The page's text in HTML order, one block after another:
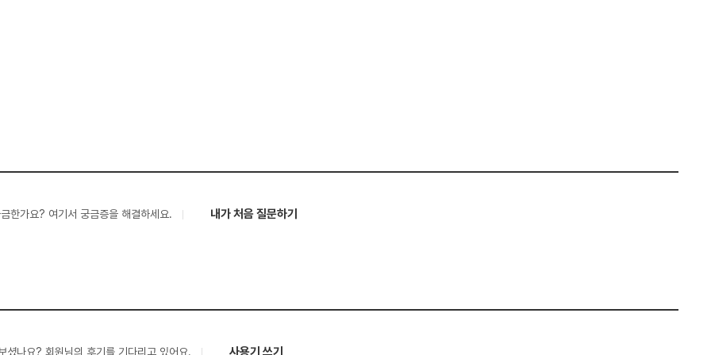
한가요? 여기서 궁금증을 해결하세요. 내가 처음 질문하기
셨나요? 회원님의 후기를 기다리고 있어요. 사용기 쓰기